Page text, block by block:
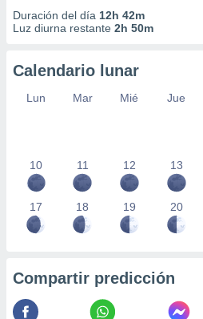
Duración del día 12h 42m
Luz diurna restante 2h 50m
Calendario lunar
Lun Mar Mié Jue
10 11 12 13
17 18 19 20
Compartir predicción